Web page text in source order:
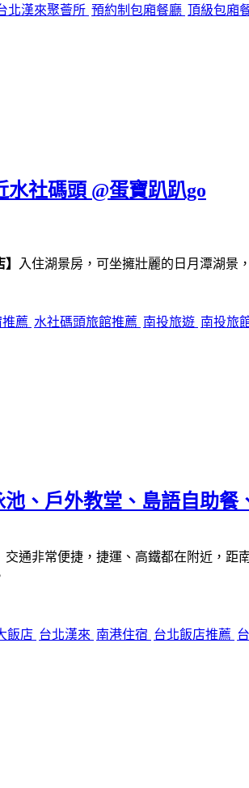
北漢來聚薈所 預約制包廂餐廳 頂級包廂
社碼頭 @蛋寶趴趴go
入住湖景房，可坐擁壯麗的日月潭湖景
推薦 水社碼頭旅館推薦 南投旅遊 南投旅
、戶外教堂、島語自助餐
交通非常便捷，捷運、高鐵都在附近，
飯店 台北漢來 南港住宿 台北飯店推薦